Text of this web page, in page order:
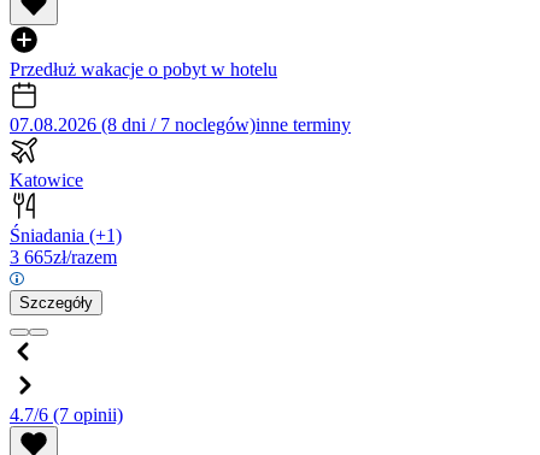
Przedłuż wakacje o pobyt w hotelu
07.08.2026 (8 dni / 7 noclegów)inne terminy
Katowice
Śniadania (+1)
3 665zł/razem
Szczegóły
4.7/6 (7 opinii)